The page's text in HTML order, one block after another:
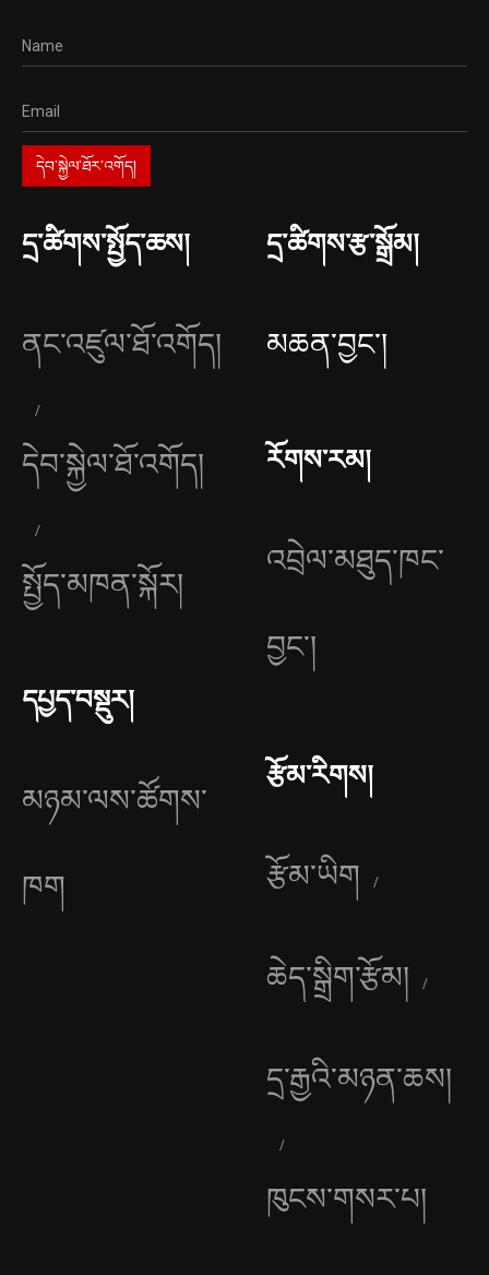
དྲ་ཚིགས་སྤྱོད་ཆས།
ནང་འཛུལ་ཐོ་འགོད།
དེབ་སྐྱེལ་ཐོ་འགོད།
སྤྱོད་མཁན་སྐོར།
དཔྱད་བསྡུར།
མཉམ་ལས་ཚོགས་
ཁག
དྲ་ཚིགས་རྩ་སྒྲོམ།
མཆན་བྱང༌།
རོགས་རམ།
འབྲེལ་མཐུད་ཁང་
བྱང༌།
རྩོམ་རིགས།
རྩོམ་ཡིག
ཆེད་སྒྲིག་རྩོམ།
དྲ་རྒྱའི་མཉན་ཆས།
ཁུངས་གསར་པ།